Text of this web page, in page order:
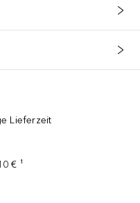
Lieferzeit
€ ¹